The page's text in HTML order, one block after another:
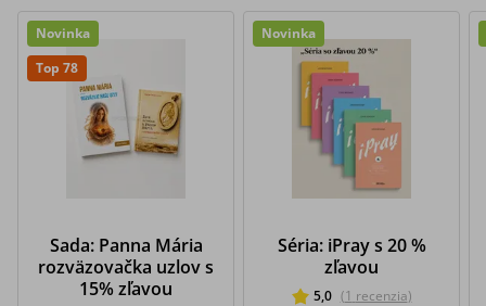
Novinka
Top 78
Sada: Panna Mária
rozväzovačka uzlov s
15% zľavou
Novinka
Séria: iPray s 20 %
zľavou
5,0 (1 recenzia)